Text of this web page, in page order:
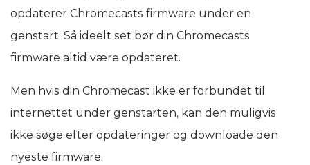
opdaterer Chromecasts firmware under en
genstart. Så ideelt set bør din Chromecasts
firmware altid være opdateret.
Men hvis din Chromecast ikke er forbundet til
internettet under genstarten, kan den muligvis
ikke søge efter opdateringer og downloade den
nyeste firmware.